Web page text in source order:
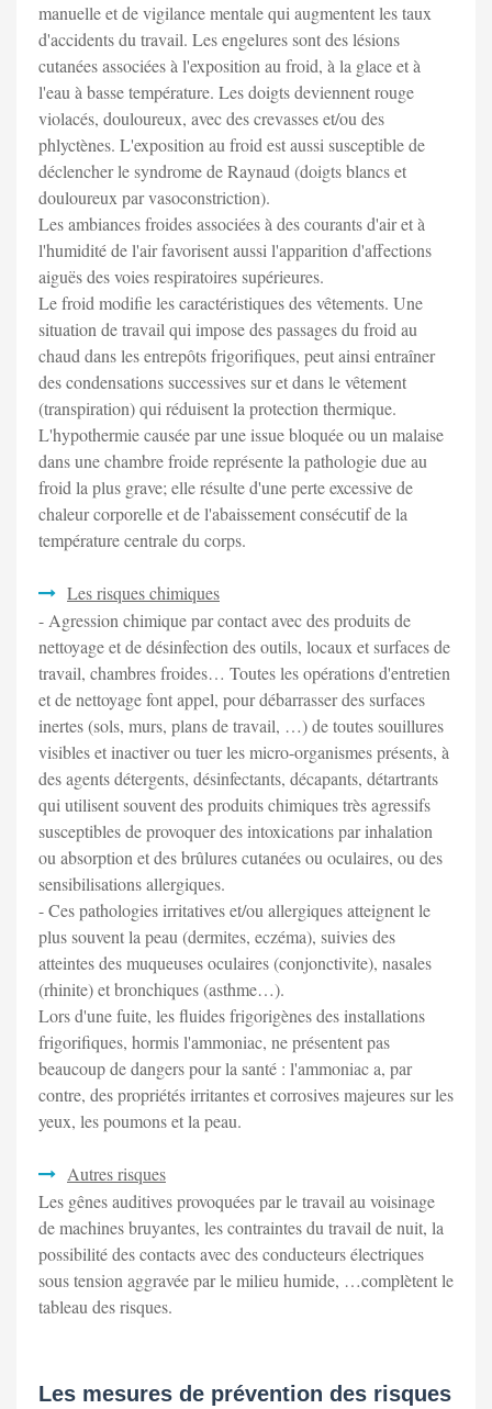
manuelle et de vigilance mentale qui augmentent les taux
d'accidents du travail. Les engelures sont des lésions
cutanées associées à l'exposition au froid, à la glace et à
l'eau à basse température. Les doigts deviennent rouge
violacés, douloureux, avec des crevasses et/ou des
phlyctènes. L'exposition au froid est aussi susceptible de
déclencher le syndrome de Raynaud (doigts blancs et
douloureux par vasoconstriction).
Les ambiances froides associées à des courants d'air et à
l'humidité de l'air favorisent aussi l'apparition d'affections
aiguës des voies respiratoires supérieures.
Le froid modifie les caractéristiques des vêtements. Une
situation de travail qui impose des passages du froid au
chaud dans les entrepôts frigorifiques, peut ainsi entraîner
des condensations successives sur et dans le vêtement
(transpiration) qui réduisent la protection thermique.
L'hypothermie causée par une issue bloquée ou un malaise
dans une chambre froide représente la pathologie due au
froid la plus grave; elle résulte d'une perte excessive de
chaleur corporelle et de l'abaissement consécutif de la
température centrale du corps.
Les risques chimiques
- Agression chimique par contact avec des produits de
nettoyage et de désinfection des outils, locaux et surfaces de
travail, chambres froides… Toutes les opérations d'entretien
et de nettoyage font appel, pour débarrasser des surfaces
inertes (sols, murs, plans de travail, …) de toutes souillures
visibles et inactiver ou tuer les micro-organismes présents, à
des agents détergents, désinfectants, décapants, détartrants
qui utilisent souvent des produits chimiques très agressifs
susceptibles de provoquer des intoxications par inhalation
ou absorption et des brûlures cutanées ou oculaires, ou des
sensibilisations allergiques.
- Ces pathologies irritatives et/ou allergiques atteignent le
plus souvent la peau (dermites, eczéma), suivies des
atteintes des muqueuses oculaires (conjonctivite), nasales
(rhinite) et bronchiques (asthme…).
Lors d'une fuite, les fluides frigorigènes des installations
frigorifiques, hormis l'ammoniac, ne présentent pas
beaucoup de dangers pour la santé : l'ammoniac a, par
contre, des propriétés irritantes et corrosives majeures sur les
yeux, les poumons et la peau.
Autres risques
Les gênes auditives provoquées par le travail au voisinage
de machines bruyantes, les contraintes du travail de nuit, la
possibilité des contacts avec des conducteurs électriques
sous tension aggravée par le milieu humide, …complètent le
tableau des risques.
Les mesures de prévention des risques